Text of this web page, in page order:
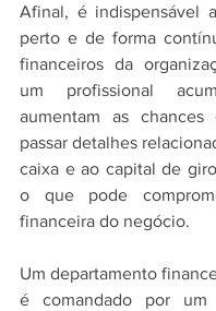
Afinal, é indispensável
perto e de forma
financeiros da
um profissional
aumentam as
passar detalhes
caixa e ao capital de
o que pode
financeira do negócio.
Um departamento
é comandado por